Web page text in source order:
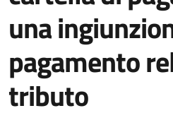
una
pagamento
tributo